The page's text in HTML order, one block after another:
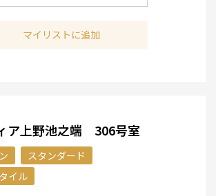
マイリストに追加
ア上野池之端 306号室
スタンダード
イル